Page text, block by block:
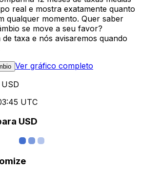
real e mostra exatamente quanto
qualquer momento. Quer saber
se move a seu favor?
taxa e nós avisaremos quando
Ver gráfico completo
UTC
USD